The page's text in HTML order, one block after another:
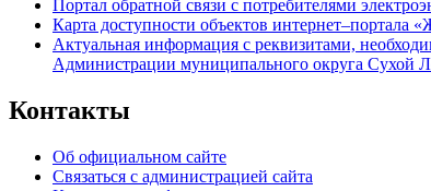
Портал обратной связи с потребителями
Карта доступности объектов интернет–портала
Актуальная информация с реквизитами,
Администрации муниципального округа Сухой
Контакты
Об официальном сайте
Связаться с администрацией сайта